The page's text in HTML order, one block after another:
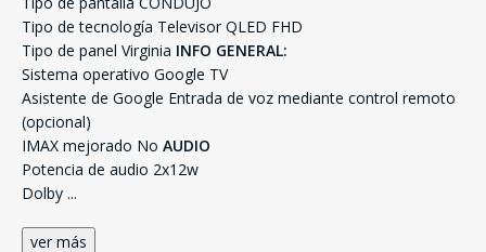
Tipo de tecnología Televisor QLED FHD
Tipo de panel Virginia INFO GENERAL:
Sistema operativo Google TV
Asistente de Google Entrada de voz mediante control remoto
(opcional)
IMAX mejorado No AUDIO
Potencia de audio 2x12w
Dolby ...
ver más